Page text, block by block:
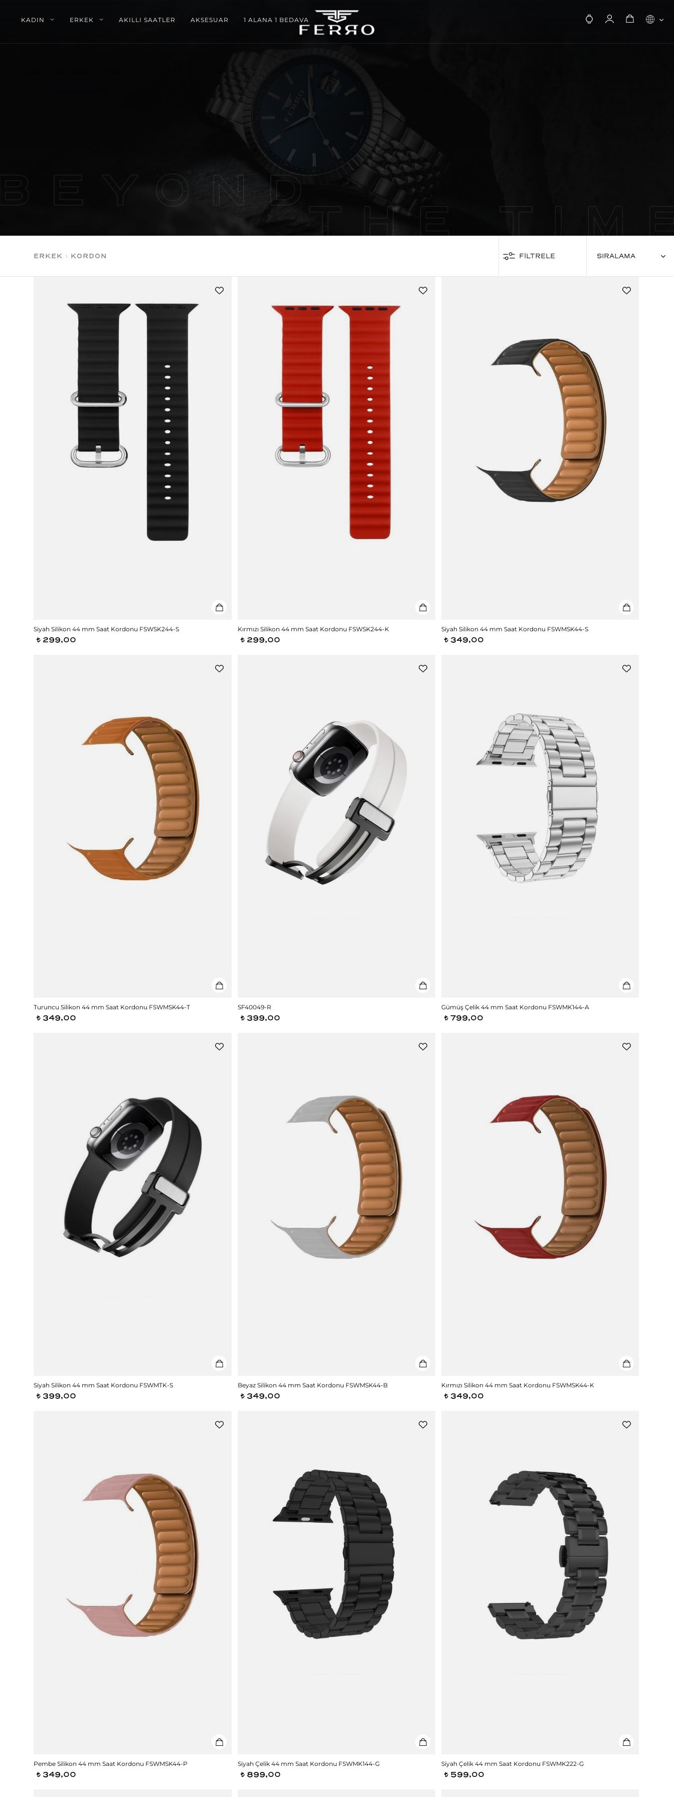
KADIN ERKEK AKILLI SAATLER AKSESUAR 1 ALANA 1 BEDAVA
ERKEK > KORDON FİLTRELE SIRALAMA
Siyah Silikon 44 mm Saat Kordonu FSWSK244-S
t299,00
Kırmızı Silikon 44 mm Saat Kordonu FSWSK244-K
t299,00
Siyah Silikon 44 mm Saat Kordonu FSWMSK44-S
t349,00
Turuncu Silikon 44 mm Saat Kordonu FSWMSK44-T
t349,00
SF40049-R
t399,00
Gümüş Çelik 44 mm Saat Kordonu FSWMK144-A
t799,00
Siyah Silikon 44 mm Saat Kordonu FSWMTK-S
t399,00
Beyaz Silikon 44 mm Saat Kordonu FSWMSK44-B
t349,00
Kırmızı Silikon 44 mm Saat Kordonu FSWMSK44-K
t349,00
Pembe Silikon 44 mm Saat Kordonu FSWMSK44-P
t349,00
Siyah Çelik 44 mm Saat Kordonu FSWMK144-G
t899,00
Siyah Çelik 44 mm Saat Kordonu FSWMK222-G
t599,00